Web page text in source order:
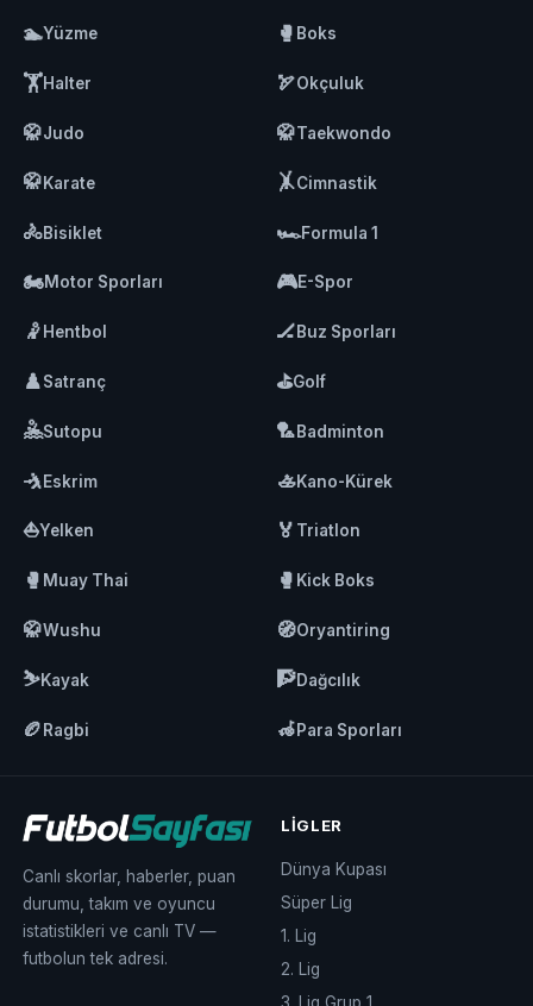
🏊Yüzme 🥊 Boks
🏋️Halter 🏹Okçuluk
🥋Judo 🥋Taekwondo
🥋Karate 🤸Cimnastik
🚴Bisiklet 🏎️Formula 1
🏍️Motor Sporları 🎮E-Spor
🤾 Hentbol 🏒Buz Sporları
♟️Satranç ⛳Golf
🤽Sutopu 🏸Badminton
🤺Eskrim 🚣Kano-Kürek
⛵Yelken 🏅 Triatlon
🥊 Muay Thai 🥊 Kick Boks
🥋Wushu 🧭Oryantiring
⛷️Kayak 🧗Dağcılık
🏉Ragbi 🦽Para Sporları
Canlı skorlar, haberler, puan
durumu, takım ve oyuncu
istatistikleri ve canlı TV —
futbolun tek adresi.
LIGLER
Dünya Kupası
Süper Lig
1. Lig
2. Lig